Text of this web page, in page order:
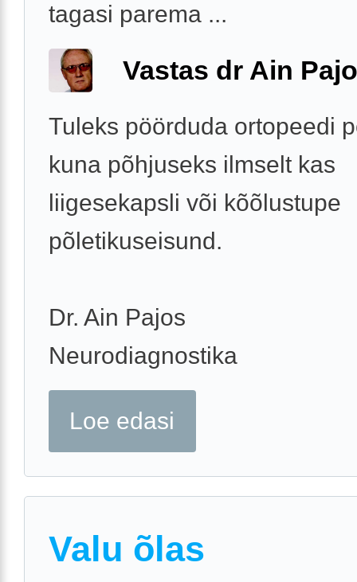
tagasi parema ...
Vastas dr Ain
Tuleks pöörduda ortopeedi
kuna põhjuseks ilmselt kas
liigesekapsli või kõõlustupe
põletikuseisund.
Dr. Ain Pajos
Neurodiagnostika
Loe edasi
Valu õlas